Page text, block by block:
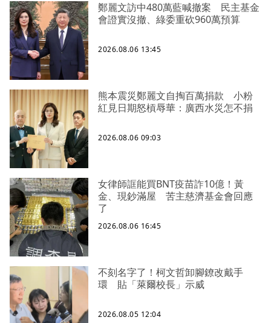
鄭麗文訪中480萬藍喊撤案 民主基金
會證實沒撤、綠委重砍960萬預算
2026.08.06 13:45
熊本震災鄭麗文自掏百萬捐款 小粉
紅見日期怒槓辱華：廣西水災怎不捐
2026.08.06 09:03
女律師誆能買BNT疫苗詐10億！黃
金、現鈔滿屋 苦主慈濟基金會回應
了
2026.08.06 16:45
不刻名字了！柯文哲卸腳鐐改戴手
環 貼「萊爾校長」示威
2026.08.05 12:04